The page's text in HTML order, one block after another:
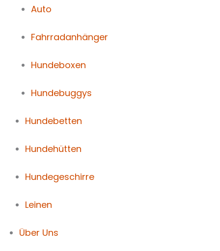
Auto
Fahrradanhänger
Hundeboxen
Hundebuggys
Hundebetten
Hundehütten
Hundegeschirre
Leinen
Über Uns